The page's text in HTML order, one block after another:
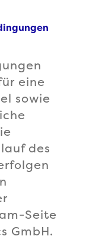
eine
sowie
des
Seite
GmbH.